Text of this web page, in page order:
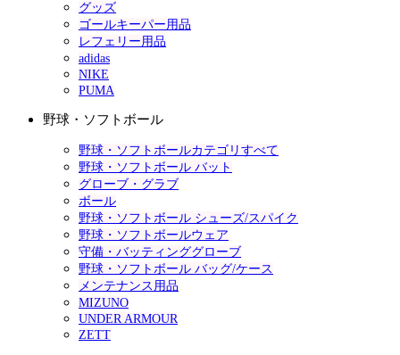
グッズ
ゴールキーパー用品
レフェリー用品
adidas
NIKE
PUMA
野球・ソフトボール
野球・ソフトボールカテゴリすべて
野球・ソフトボール バット
グローブ・グラブ
ボール
野球・ソフトボール シューズ/スパイク
野球・ソフトボールウェア
守備・バッティンググローブ
野球・ソフトボール バッグ/ケース
メンテナンス用品
MIZUNO
UNDER ARMOUR
ZETT